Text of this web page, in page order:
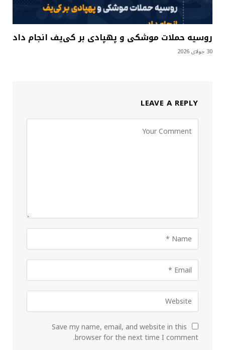
روسیه حملات موشکی و پهپادی بر کی‌یف انجام داد
30 جولای 2026
LEAVE A REPLY
Save my name, email, and website in this
browser for the next time I comment.